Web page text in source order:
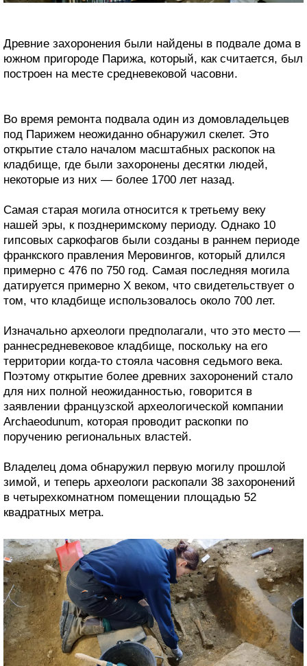
Древние захоронения были найдены в подвале дома в
южном пригороде Парижа, который, как считается, был
построен на месте средневековой часовни.
Во время ремонта подвала один из домовладельцев
под Парижем неожиданно обнаружил скелет. Это
открытие стало началом масштабных раскопок на
кладбище, где были захоронены десятки людей,
некоторые из них — более 1700 лет назад.
Самая старая могила относится к третьему веку
нашей эры, к позднеримскому периоду. Однако 10
гипсовых саркофагов были созданы в раннем периоде
франкского правления Меровингов, который длился
примерно с 476 по 750 год. Самая последняя могила
датируется примерно X веком, что свидетельствует о
том, что кладбище использовалось около 700 лет.
Изначально археологи предполагали, что это место —
раннесредневековое кладбище, поскольку на его
территории когда-то стояла часовня седьмого века.
Поэтому открытие более древних захоронений стало
для них полной неожиданностью, говорится в
заявлении французской археологической компании
Archaeodunum, которая проводит раскопки по
поручению региональных властей.
Владелец дома обнаружил первую могилу прошлой
зимой, и теперь археологи раскопали 38 захоронений
в четырехкомнатном помещении площадью 52
квадратных метра.